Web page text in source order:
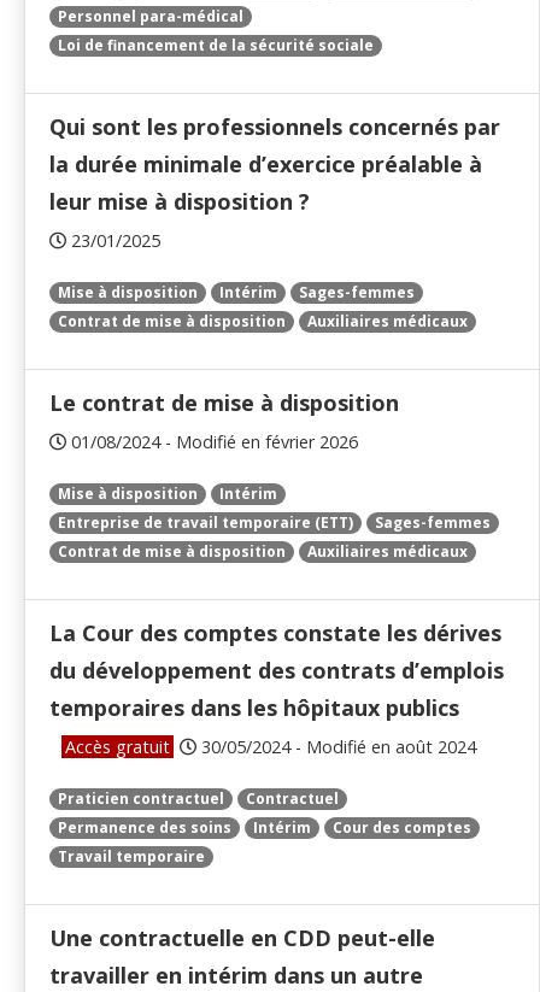
Personnel para-médical
Loi de financement de la sécurité sociale
Qui sont les professionnels concernés par
la durée minimale d’exercice préalable à
leur mise à disposition ?
23/01/2025
Mise à disposition Intérim
Sages-femmes
Contrat de mise à disposition
Auxiliaires médicaux
Le contrat de mise à disposition
01/08/2024 - Modifié en février 2026
Mise à disposition
Intérim
Entreprise de travail temporaire (ETT)
Sages-femmes
Contrat de mise à disposition
Auxiliaires médicaux
La Cour des comptes constate les dérives
du développement des contrats d’emplois
temporaires dans les hôpitaux publics
Accès gratuit 30/05/2024 - Modifié en août 2024
Praticien contractuel
Contractuel
Permanence des soins
Intérim
Cour des comptes
Travail temporaire
Une contractuelle en CDD peut-elle
travailler en intérim dans un autre